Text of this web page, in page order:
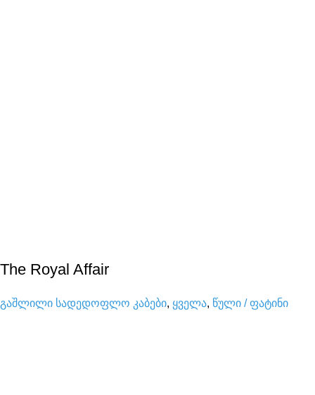
The Royal Affair
გაშლილი სადედოფლო კაბები, ყველა, წული / ფატინი